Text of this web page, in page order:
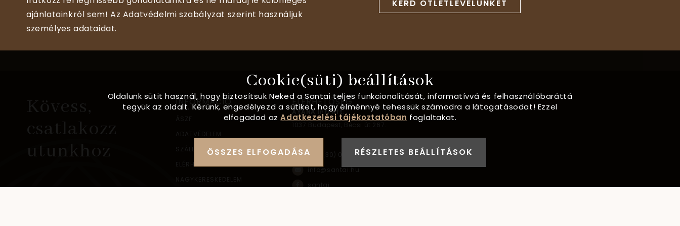
ajánlatainkról sem! Az Adatvédelmi szabályzat szerint használjuk
személyes adataidat.
KÉRD ÖTLETLEVELÜNKET
Kövess,
csatlakozz
utunkhoz
INFORMÁCIÓ
ÁSZF
ADATVÉDELEM
SZÁLLÍTÁSI INFORMÁCIÓ
ELÉRHETŐSÉG
NAGYKERESKEDELEM
ELÉRHETŐSÉG
AYANA Intl Kft.
1037 Budapest, Bécsi út 267.
+36 (30) 093-9900
info@santai.hu
santai
Cookie(süti) beállítások
Oldalunk sütit használ, hogy biztosítsuk Neked a Santai teljes funkcionalitását, informatívvá és felhasználóbaráttá
tegyük az oldalt. Kérünk, engedélyezd a sütiket, hogy élménnyé tehessük számodra a látogatásodat! Ezzel
elfogadod azAdatkezelési tájékoztatóban foglaltakat.
ÖSSZES ELFOGADÁSA RÉSZLETES BEÁLLÍTÁSOK